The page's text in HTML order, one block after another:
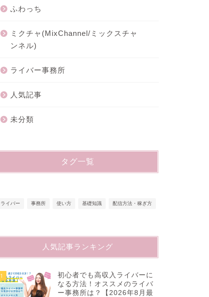
ふわっち
ミクチャ(MixChannel/ミックスチャ
ンネル)
ライバー事務所
人気記事
未分類
タグ一覧
ライバー 事務所 使い方 基礎知識 配信方法・稼ぎ方
人気記事ランキング
1
初心者でも高収入ライバーに
なる方法！オススメのライバ
ー事務所は？【2026年8月最